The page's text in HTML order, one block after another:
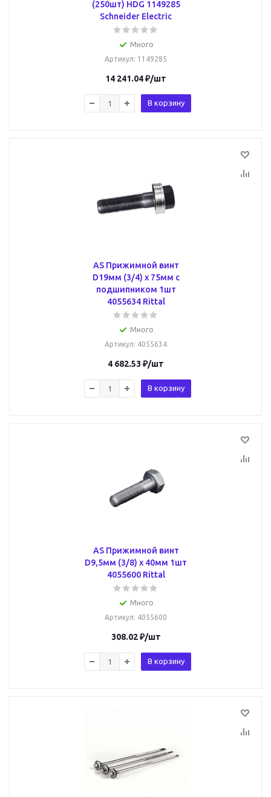
(250шт) HDG 1149285
Schneider Electric
Много
Артикул: 1149285
14 241.04₽/шт
В корзину
AS Прижимной винт
D19мм (3/4) х 75мм с
подшипником 1шт
4055634 Rittal
Много
Артикул: 4055634
4 682.53 ₽/шт
В корзину
AS Прижимной винт
D9,5мм (3/8) х 40мм 1шт
4055600 Rittal
Много
Артикул: 4055600
308.02₽/шт
В корзину